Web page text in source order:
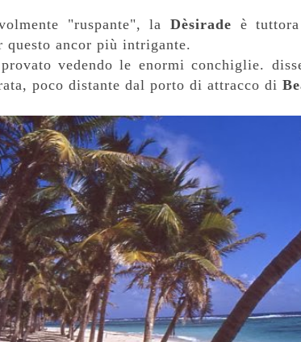
"ruspante", la Dèsirade è
ancor più intrigante.
vedendo le enormi conchiglie.
poco distante dal porto di attracco di